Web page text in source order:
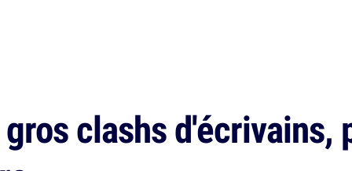
clashs d'écrivains,